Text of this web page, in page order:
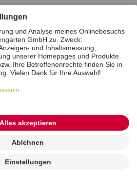
Stiftung
Zahlungsmittel
Vertrag widerrufen
Tierbestattung